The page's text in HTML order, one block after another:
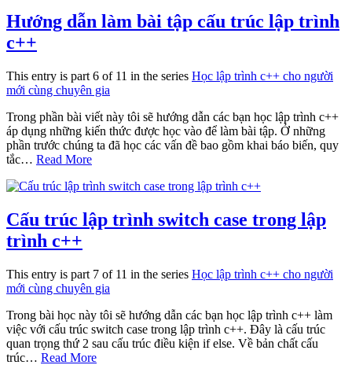
Hướng dẫn làm bài tập cấu trúc lập trình
c++
This entry is part 6 of 11 in the series Học lập trình c++ cho người
mới cùng chuyên gia
Trong phần bài viết này tôi sẽ hướng dẫn các bạn học lập trình c++
áp dụng những kiến thức được học vào để làm bài tập. Ở những
phần trước chúng ta đã học các vấn đề bao gồm khai báo biến, quy
tắc… Read More
Cấu trúc lập trình switch case trong lập
trình c++
This entry is part 7 of 11 in the series Học lập trình c++ cho người
mới cùng chuyên gia
Trong bài học này tôi sẽ hướng dẫn các bạn học lập trình c++ làm
việc với cấu trúc switch case trong lập trình c++. Đây là cấu trúc
quan trọng thứ 2 sau cấu trúc điều kiện if else. Về bản chất cấu
trúc… Read More